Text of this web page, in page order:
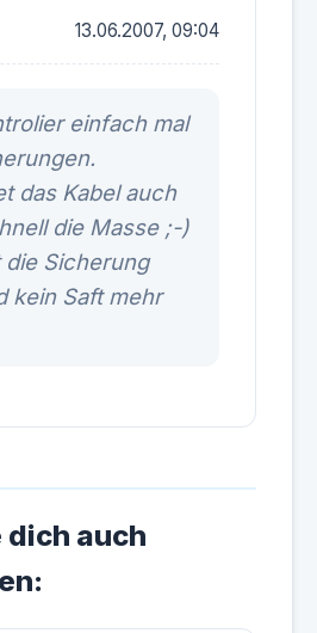
13.06.2007, 09:04
einfach mal
das Kabel auch
die Masse ;-)
die Sicherung
kein Saft mehr
dich auch